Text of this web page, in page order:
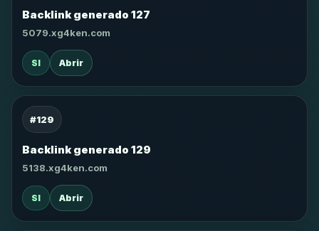
Backlink generado 127
5079.xg4ken.com
SI Abrir
#129
Backlink generado 129
5138.xg4ken.com
SI Abrir